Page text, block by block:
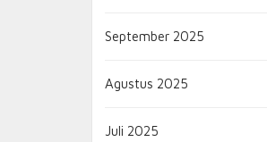
September 2025
Agustus 2025
Juli 2025